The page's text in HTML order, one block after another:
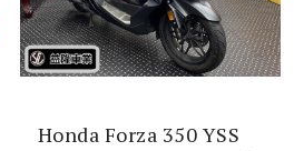
Honda Forza 350 YSS